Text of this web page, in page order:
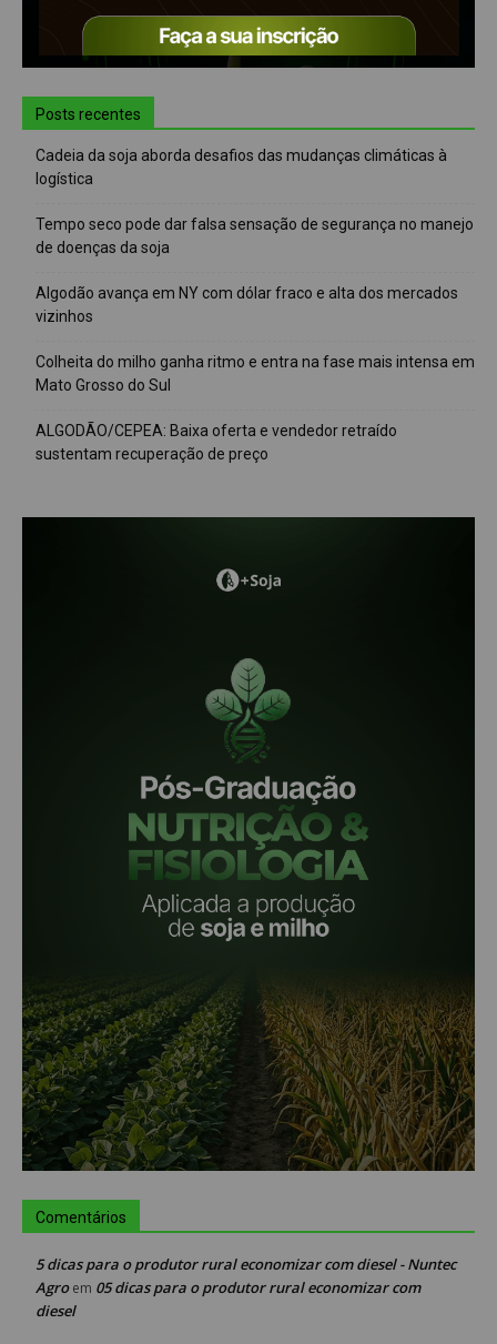
Posts recentes
Cadeia da soja aborda desafios das mudanças climáticas à
logística
Tempo seco pode dar falsa sensação de segurança no manejo
de doenças da soja
Algodão avança em NY com dólar fraco e alta dos mercados
vizinhos
Colheita do milho ganha ritmo e entra na fase mais intensa em
Mato Grosso do Sul
ALGODÃO/CEPEA: Baixa oferta e vendedor retraído
sustentam recuperação de preço
Comentários
5 dicas para o produtor rural economizar com diesel - Nuntec
Agroem 05 dicas para o produtor rural economizar com
diesel